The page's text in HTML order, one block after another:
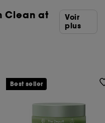
aux ingrédients
Clean at
Voir
plus
Best seller